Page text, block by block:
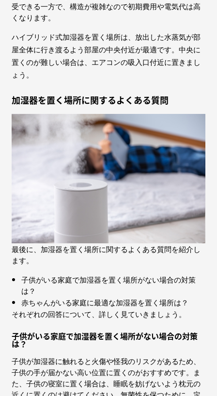
受できる一方で、構造が複雑なので初期費用や電気代は高
くなります。
ハイブリッド式加湿器を置く場所は、放出した水蒸気が部
屋全体に行き渡るよう部屋の中央付近が最適です。中央に
置くのが難しい場合は、エアコンの吸入口付近に置きまし
ょう。
加湿器を置く場所に関するよくある質問
最後に、加湿器を置く場所に関するよくある質問を紹介し
ます。
子供がいる家庭で加湿器を置く場所がない場合の対策
は？
赤ちゃんがいる家庭に最適な加湿器を置く場所は？
それぞれの回答について、詳しく見ていきましょう。
子供がいる家庭で加湿器を置く場所がない場合の対策
は？
子供が加湿器に触れると火傷や怪我のリスクがあるため、
子供の手が届かない高い位置に置くのがおすすめです。ま
た、子供の寝室に置く場合は、睡眠を妨げないよう枕元の